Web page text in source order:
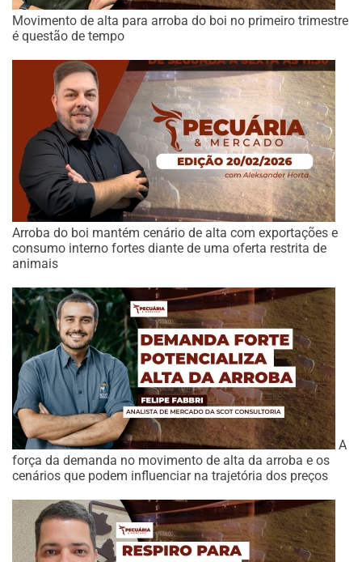
Movimento de alta para arroba do boi no primeiro trimestre
é questão de tempo
Arroba do boi mantém cenário de alta com exportações e
consumo interno fortes diante de uma oferta restrita de
animais
A
força da demanda no movimento de alta da arroba e os
cenários que podem influenciar na trajetória dos preços